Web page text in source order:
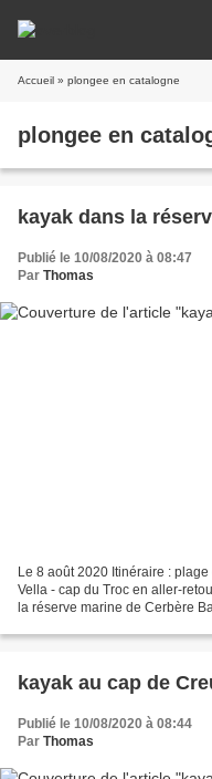
Accueil » plongee en catalogne
plongee en
kayak dans la
Publié le 10/08/2020 à 08:47
Par Thomas
Le 8 août 2020 Itinéraire :
Vella - cap du Troc en aller-
la réserve marine de Cerbère
kayak au cap de
Publié le 10/08/2020 à 08:44
Par Thomas